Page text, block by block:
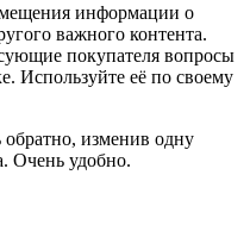
информации о
важного контента.
покупателя вопросы
Используйте её по своему
изменив одну
Очень удобно.